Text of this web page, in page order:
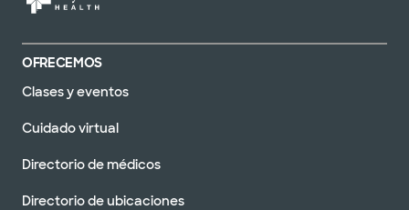
OFRECEMOS
Clases y eventos
Cuidado virtual
Directorio de médicos
Directorio de ubicaciones